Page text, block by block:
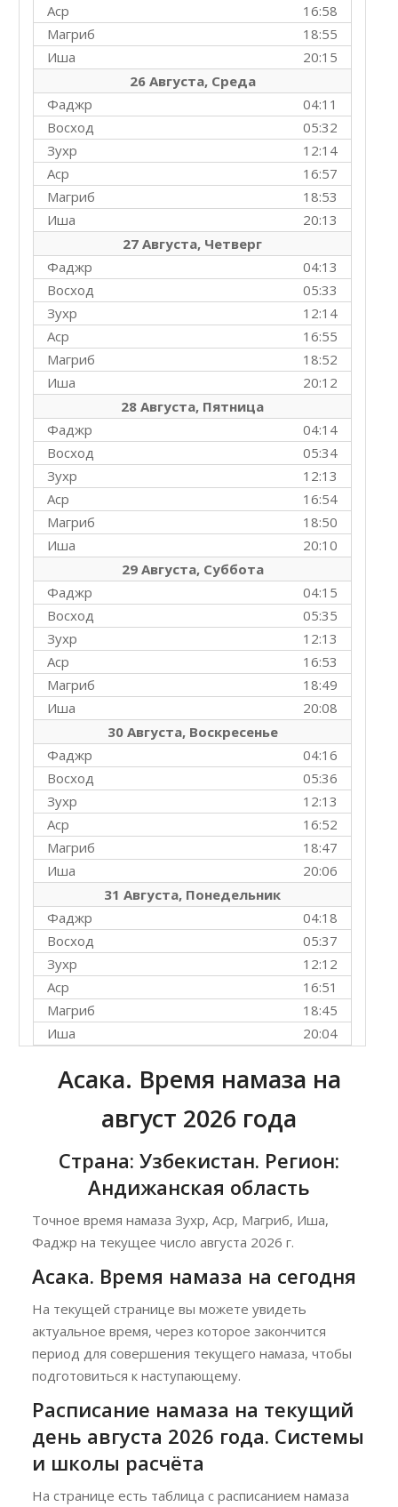
16:58
Аср
18:55
Магриб
20:15
Иша
26 Августа, Среда
04:11
Фаджр
05:32
Восход
12:14
Зухр
16:57
Аср
18:53
Магриб
20:13
Иша
27 Августа, Четверг
04:13
Фаджр
05:33
Восход
12:14
Зухр
16:55
Аср
18:52
Магриб
20:12
Иша
28 Августа, Пятница
04:14
Фаджр
05:34
Восход
12:13
Зухр
16:54
Аср
18:50
Магриб
20:10
Иша
29 Августа, Суббота
04:15
Фаджр
05:35
Восход
12:13
Зухр
16:53
Аср
18:49
Магриб
20:08
Иша
30 Августа, Воскресенье
04:16
Фаджр
05:36
Восход
12:13
Зухр
16:52
Аср
18:47
Магриб
20:06
Иша
31 Августа, Понедельник
04:18
Фаджр
05:37
Восход
12:12
Зухр
16:51
Аср
18:45
Магриб
20:04
Иша
Асака. Время намаза на
август 2026 года
Страна: Узбекистан. Регион:
Андижанская область
Точное время намаза Зухр, Аср, Магриб, Иша,
Фаджр на текущее число августа 2026 г.
Асака. Время намаза на сегодня
На текущей странице вы можете увидеть
актуальное время, через которое закончится
период для совершения текущего намаза, чтобы
подготовиться к наступающему.
Расписание намаза на текущий
день августа 2026 года. Системы
и школы расчёта
На странице есть таблица с расписанием намаза